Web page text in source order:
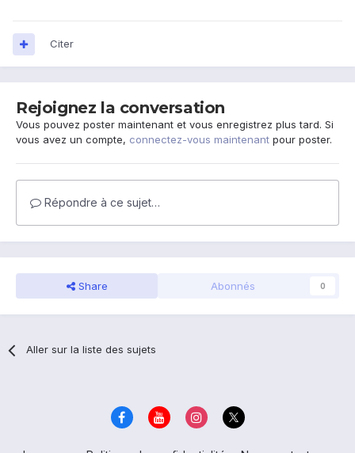
Citer
Rejoignez la conversation
Vous pouvez poster maintenant et vous enregistrez plus tard. Si
vous avez un compte, connectez-vous maintenant pour poster.
Répondre à ce sujet…
Share Abonnés 0
Aller sur la liste des sujets